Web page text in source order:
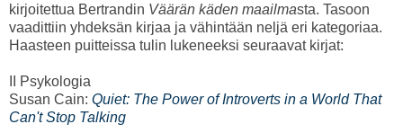
kirjoitettua Bertrandin Väärän käden maailmasta. Tasoon
vaadittiin yhdeksän kirjaa ja vähintään neljä eri kategoriaa.
Haasteen puitteissa tulin lukeneeksi seuraavat kirjat:
II Psykologia
Susan Cain: Quiet: The Power of Introverts in a World That
Can't Stop Talking